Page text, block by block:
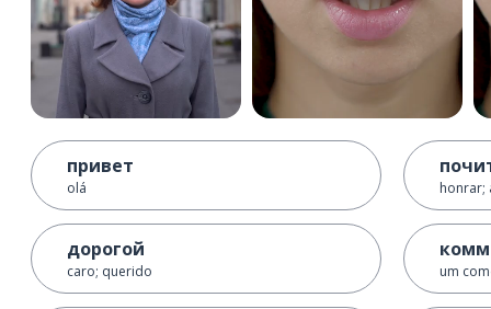
привет
olá
дорогой
caro; querido
honrar;
um